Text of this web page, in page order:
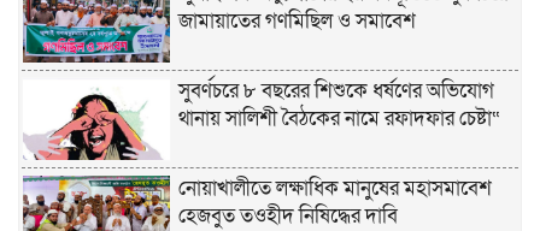
জামায়াতের গণমিছিল ও সমাবেশ
সুবর্ণচরে ৮ বছরের শিশুকে ধর্ষণের অভিযোগ
থানায় সালিশী বৈঠকের নামে রফাদফার চেষ্টা“
নোয়াখালীতে লক্ষাধিক মানুষের মহাসমাবেশ
হেজবুত তওহীদ নিষিদ্ধের দাবি